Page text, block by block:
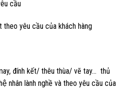
cầu
yêu cầu của khách hàng
đính kết/ thêu thùa/ vẽ tay… thủ
nhân lành nghề và theo yêu cầu của